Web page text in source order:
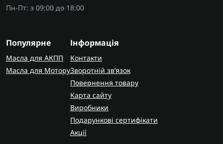
Пн-Пт: з 09:00 до 18:00
Популярне
Масла для АКПП
Масла для Мотору
Інформація
Контакти
Зворотній зв’язок
Повернення товару
Карта сайту
Виробники
Подарункові сертифікати
Акції